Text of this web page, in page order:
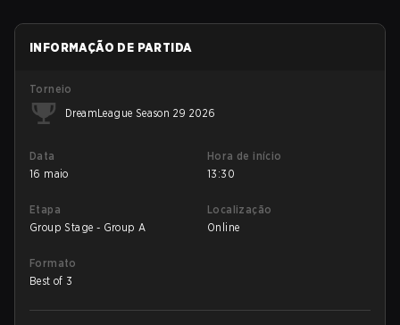
INFORMAÇÃO DE PARTIDA
Torneio
DreamLeague Season 29 2026
Data
16 maio
Hora de início
13:30
Etapa
Group Stage - Group A
Localização
Online
Formato
Best of 3